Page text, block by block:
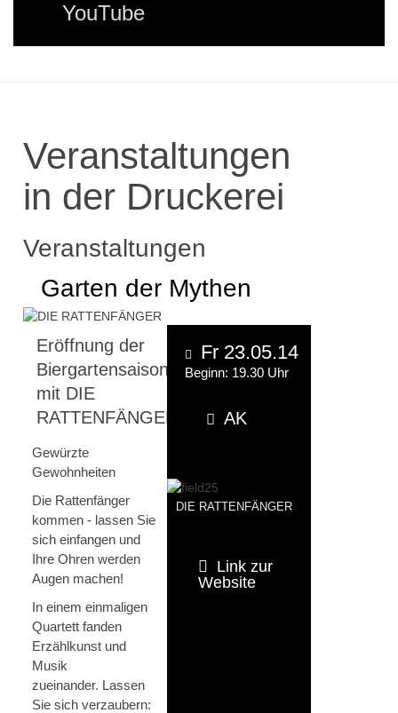
YouTube
Veranstaltungen
in der Druckerei
Veranstaltungen
Garten der Mythen
Eröffnung der
Biergartensaison
mit DIE
RATTENFÄNGER
Gewürzte
Gewohnheiten
Die Rattenfänger
kommen - lassen Sie
sich einfangen und
Ihre Ohren werden
Augen machen!
In einem einmaligen
Quartett fanden
Erzählkunst und
Musik
zueinander. Lassen
Sie sich verzaubern:
Fr 23.05.14
Beginn: 19.30 Uhr
AK
DIE RATTENFÄNGER
Link zur
Website